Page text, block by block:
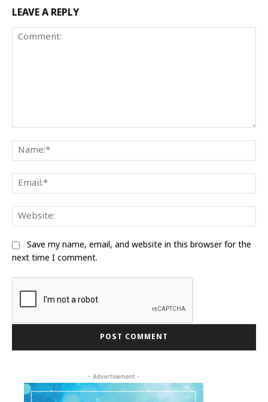
LEAVE A REPLY
Save my name, email, and website in this browser for the
next time I comment.
- Advertisement -